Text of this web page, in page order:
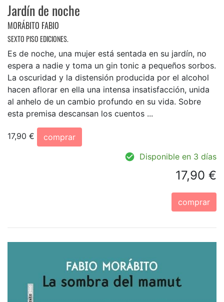
Jardín de noche
MORÁBITO FABIO
SEXTO PISO EDICIONES.
Es de noche, una mujer está sentada en su jardín, no
espera a nadie y toma un gin tonic a pequeños sorbos.
La oscuridad y la distensión producida por el alcohol
hacen aflorar en ella una intensa insatisfacción, unida
al anhelo de un cambio profundo en su vida. Sobre
esta premisa descansan los cuentos ...
17,90 €
comprar
Disponible en 3 días
17,90 €
comprar